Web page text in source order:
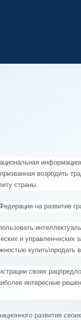
возродить
страны.
на развитие
и управленческих
купить\продать
своих
интересные
развития